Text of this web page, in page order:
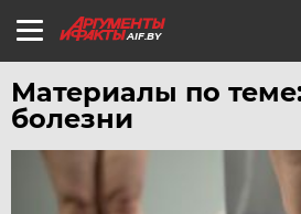
AIF.BY
Материалы по
болезни